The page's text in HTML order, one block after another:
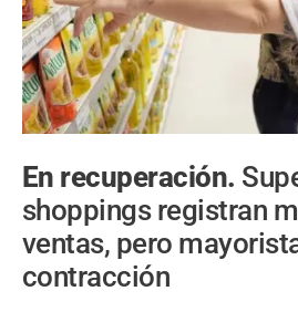
En recuperación.
shoppings registran
ventas, pero
contracción